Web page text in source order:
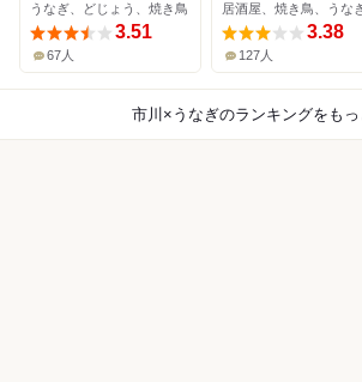
うなぎ、どじょう、焼き鳥
3.51
67人
居酒屋、焼き鳥、うな
3.38
127人
市川×うなぎのランキングをも